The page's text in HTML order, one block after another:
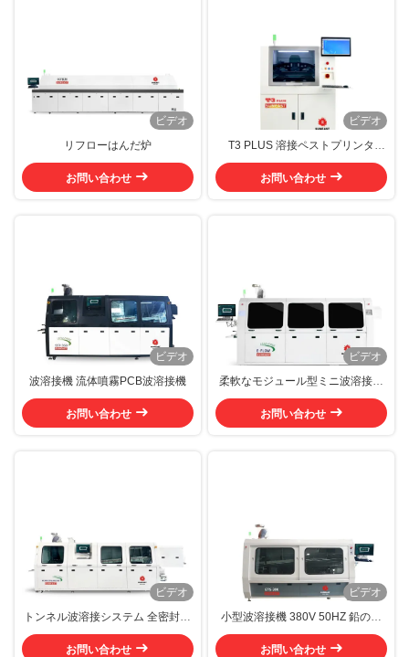
ビデオ
リフローはんだ炉
お問い合わせ
ビデオ
T3 PLUS 溶接ペストプリンタ
AC220V マークポイント認識技術
お問い合わせ
ビデオ
波溶接機 流体噴霧PCB波溶接機
お問い合わせ
ビデオ
柔軟なモジュール型ミニ波溶接器
鉛のない波溶接器
お問い合わせ
ビデオ
トンネル波溶接システム 全密封窒
素で満たされた自動波溶接機
お問い合わせ
ビデオ
小型波溶接機 380V 50HZ 鉛のな
い波溶接機
お問い合わせ